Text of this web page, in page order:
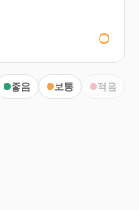
좋음 보통 적음